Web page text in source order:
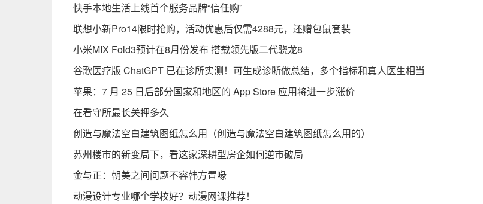
快手本地生活上线首个服务品牌“信任购”
联想小新Pro14限时抢购，活动优惠后仅需4288元，还赠包鼠套装
小米MIX Fold3预计在8月份发布 搭载领先版二代骁龙8
谷歌医疗版 ChatGPT 已在诊所实测！可生成诊断做总结，多个指标和真人医生相当
苹果：7 月 25 日后部分国家和地区的 App Store 应用将进一步涨价
在看守所最长关押多久
创造与魔法空白建筑图纸怎么用（创造与魔法空白建筑图纸怎么用的）
苏州楼市的新变局下，看这家深耕型房企如何逆市破局
金与正：朝美之间问题不容韩方置喙
动漫设计专业哪个学校好？动漫网课推荐！